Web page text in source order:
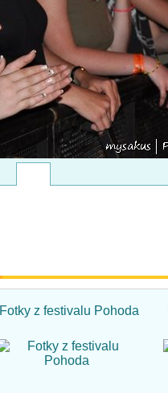
Fotky z festivalu Pohoda